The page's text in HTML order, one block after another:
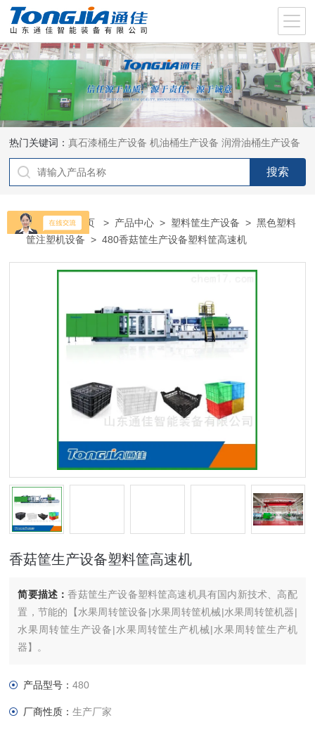
热门关键词：真石漆桶生产设备 机油桶生产设备 润滑油桶生产设备
当前位置：首页 > 产品中心 > 塑料筐生产设备 >黑色塑料
筐注塑机设备 > 480香菇筐生产设备塑料筐高速机
香菇筐生产设备塑料筐高速机
简要描述：香菇筐生产设备塑料筐高速机具有国内新技术、高配
置，节能的【水果周转筐设备|水果周转筐机械|水果周转筐机器|
水果周转筐生产设备|水果周转筐生产机械|水果周转筐生产机
器】。
产品型号：480
厂商性质：生产厂家